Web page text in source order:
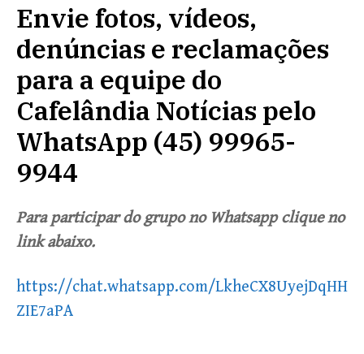
Envie fotos, vídeos,
denúncias e reclamações
para a equipe do
Cafelândia Notícias pelo
WhatsApp (45) 99965-
9944
Para participar do grupo no Whatsapp clique no
link abaixo.
https://chat.whatsapp.com/LkheCX8UyejDqHH
ZIE7aPA